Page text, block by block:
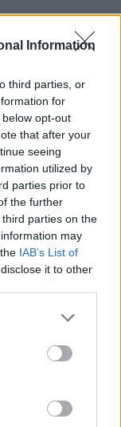
Information
third parties, or
for
opt-out
that after your
seeing
utilized by
parties prior to
the further
parties on the
may
IAB’s List of
it to other